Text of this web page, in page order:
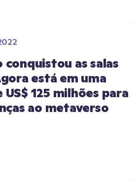
conquistou as salas
está em uma
US$ 125 milhões para
ao metaverso